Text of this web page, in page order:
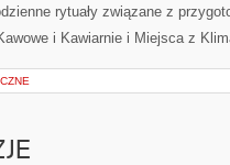
rytuały związane z
i Kawiarnie i Miejsca z